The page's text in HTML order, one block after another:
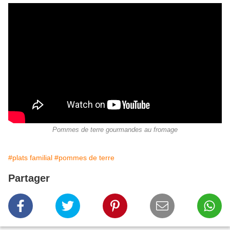
Pommes de terre gourmandes au fromage
#plats familial #pommes de terre
Partager